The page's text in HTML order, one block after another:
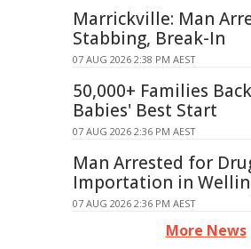
Marrickville: Man
Stabbing, Break-In
07 AUG 2026 2:38 PM AEST
50,000+ Families
Babies' Best Start
07 AUG 2026 2:36 PM AEST
Man Arrested for
Importation in
07 AUG 2026 2:36 PM AEST
More News